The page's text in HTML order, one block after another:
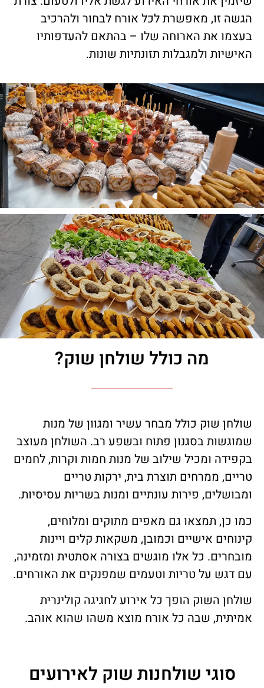
הגשה זו, מאפשרת לכל אורח לבחור ולהרכיב
בעצמו את הארוחה שלו – בהתאם להעדפותיו
האישיות ולמגבלות תזונתיות שונות.
מה כולל שולחן שוק?
שולחן שוק כולל מבחר עשיר ומגוון של מנות
שמוגשות בסגנון פתוח ובשפע רב. השולחן מעוצב
בקפידה ומכיל שילוב של מנות חמות וקרות, לחמים
טריים, ממרחים תוצרת בית, ירקות טריים
ומבושלים, פירות עונתיים ומנות בשריות עסיסיות.
כמו כן, תמצאו גם מאפים מתוקים ומלוחים,
קינוחים אישיים וכמובן, משקאות קלים ויינות
מובחרים. כל אלו מוגשים בצורה אסתטית ומזמינה,
עם דגש על טריות וטעמים שמפנקים את האורחים.
שולחן השוק הופך כל אירוע לחגיגה קולינרית
אמיתית, שבה כל אורח מוצא משהו שהוא אוהב.
סוגי שולחנות שוק לאירועים